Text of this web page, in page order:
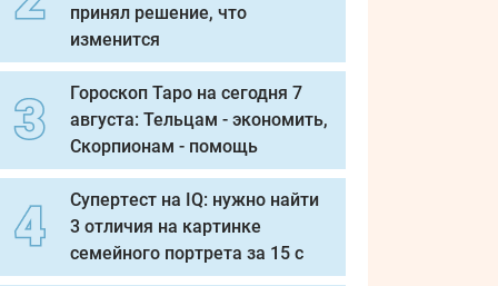
принял решение, что
изменится
Гороскоп Таро на сегодня 7
августа: Тельцам - экономить,
Скорпионам - помощь
Супертест на IQ: нужно найти
3 отличия на картинке
семейного портрета за 15 с